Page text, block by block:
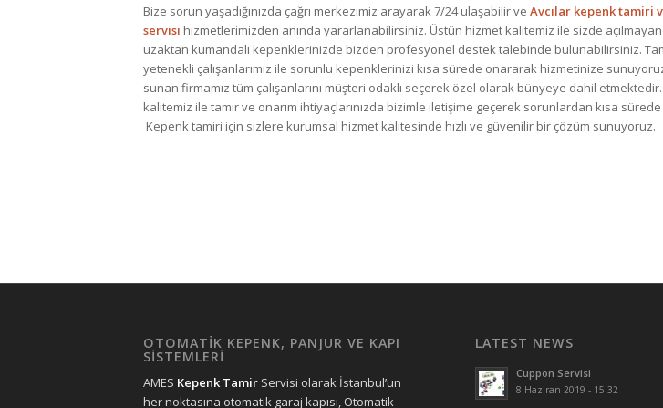
Bize sorun yaşadığınızda çağrı merkezimiz arayarak 7/24 ulaşabilir ve Avcılar kepenk tamiri
servisi hizmetlerimizden anında yararlanabilirsiniz. Üstün hizmet kalitemiz ile sizde açılmayan
uzaktan kumandalı kepenklerinizde bizden profesyonel destek talebinde bulunabilirsiniz.
yetenekli çalışanlarımız ile sorunlu kepenklerinizi kısa sürede onararak hizmetinize
sunan firmamız tüm çalışanlarını müşteri odaklı seçerek özel olarak bünyeye dahil
kalitemiz ile tamir ve onarım ihtiyaçlarınızda bizimle iletişime geçerek sorunlardan kısa
Kepenk tamiri için sizlere kurumsal hizmet kalitesinde hızlı ve güvenilir bir çözüm sunuyoruz.
OTOMATİK KEPENK, PANJUR VE KAPI
SİSTEMLERİ
AMES Kepenk Tamir Servisi olarak İstanbul’un
her noktasına otomatik garaj kapısı, Otomatik
LATEST NEWS
Cuppon Servisi
8 Haziran 2019 - 15:32